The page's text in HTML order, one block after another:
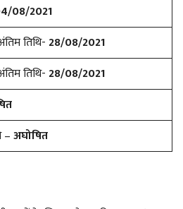
08/2021
तिथि-28/08/2021
तिथि-28/08/2021
–अघोषित